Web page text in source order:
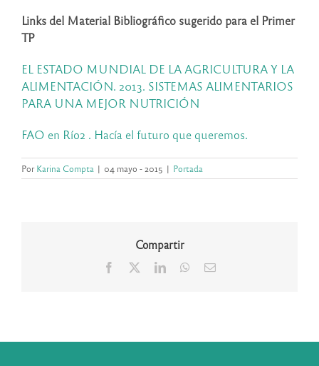
Links del Material Bibliográfico sugerido para el Primer
TP
EL ESTADO MUNDIAL DE LA AGRICULTURA Y LA
ALIMENTACIÓN. 2013. SISTEMAS ALIMENTARIOS
PARA UNA MEJOR NUTRICIÓN
FAO en Río2 . Hacía el futuro que queremos.
PorKarina Compta | 04 mayo - 2015 | Portada
Compartir
Facebook LinkedInWhatsApp
Correo